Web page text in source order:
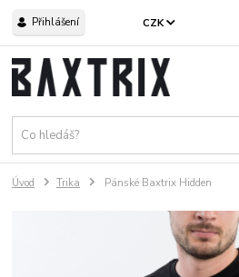
CZK
Přihlášení
Úvod Trika Pánské Baxtrix Hidden